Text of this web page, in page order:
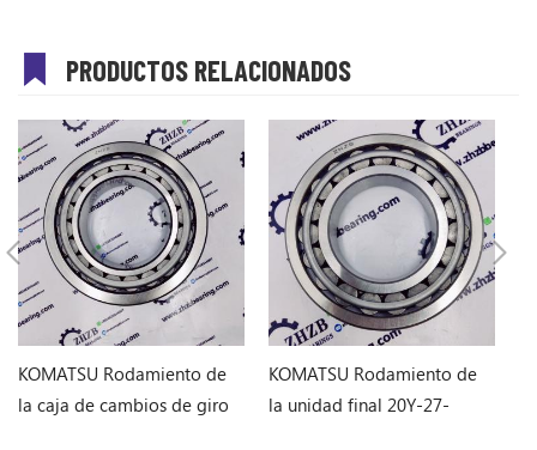
PRODUCTOS RELACIONADOS
KOMATSU Rodamiento de
la caja de cambios de giro
KOMATSU Rodamiento de
la unidad final 20Y-27-